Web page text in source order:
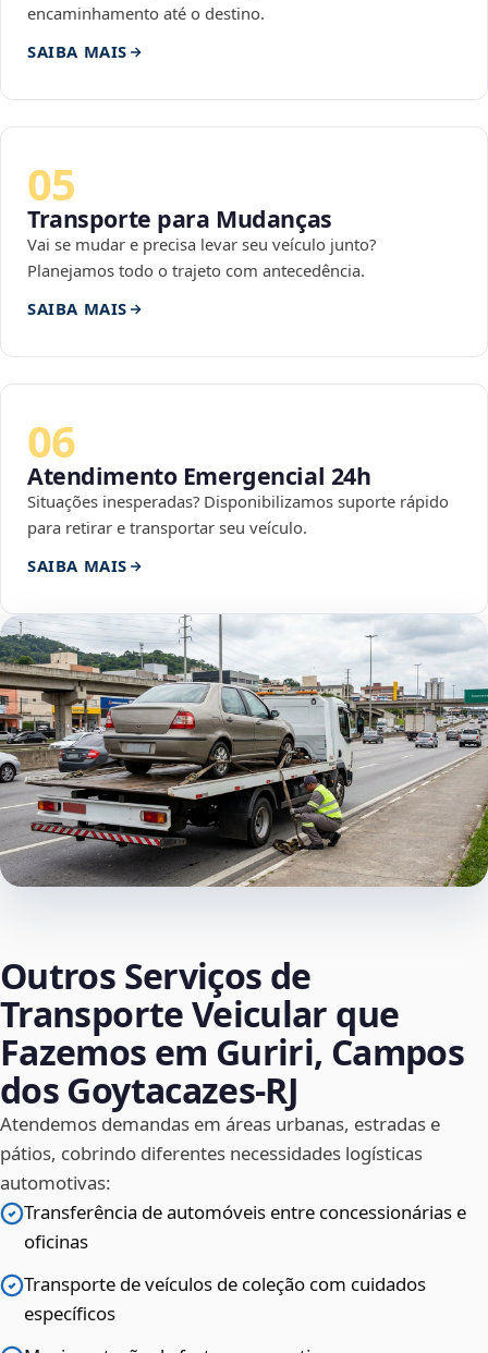
encaminhamento até o destino.
SAIBA MAIS
05
Transporte para Mudanças
Vai se mudar e precisa levar seu veículo junto?
Planejamos todo o trajeto com antecedência.
SAIBA MAIS
06
Atendimento Emergencial 24h
Situações inesperadas? Disponibilizamos suporte rápido
para retirar e transportar seu veículo.
SAIBA MAIS
Outros Serviços de
Transporte Veicular que
Fazemos em Guriri, Campos
dos Goytacazes‑RJ
Atendemos demandas em áreas urbanas, estradas e
pátios, cobrindo diferentes necessidades logísticas
automotivas:
Transferência de automóveis entre concessionárias e
oficinas
Transporte de veículos de coleção com cuidados
específicos